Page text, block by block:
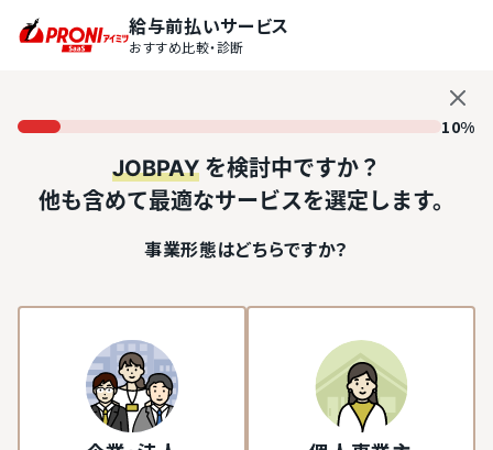
給与前払いサービス
おすすめ比較・診断
10%
JOBPAY を検討中ですか？
他も含めて最適なサービスを選定します。
事業形態はどちらですか？